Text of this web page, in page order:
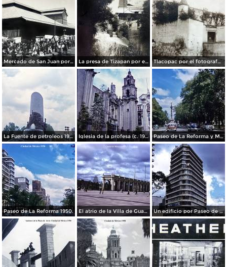
Mercado de San Juan por el fotografo Felix Miret La presa de Tizapan por el fotografo Fernando Kososky. ( Circulada el 22 de Diembre de 1910 ). Tlacopac por el fotografo Hugo Brehme.
La Fuente de petroleos 1950. Iglesia de la profesa (c. 1950) Paseo de La Reforma y Mto a La Independencia 1950
Paseo de La Reforma 1950. El atrio de la Villa de Guadalupe 1950. Un edificio por Paseo de La Reforma 1950